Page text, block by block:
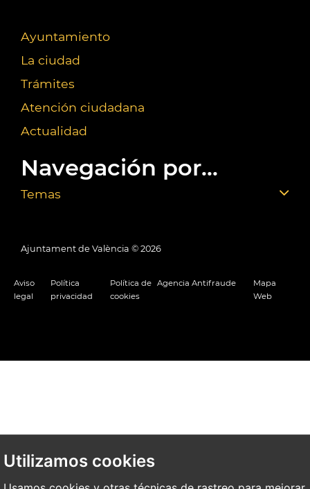
Utilizamos cookies
Ayuntamiento
La ciudad
Trámites
Atención ciudadana
Actualidad
Navegación por...
Temas
Ajuntament de València © 2026
Aviso
legal
Política
privacidad
Política de
cookies
Agencia Antifraude
Mapa
Web